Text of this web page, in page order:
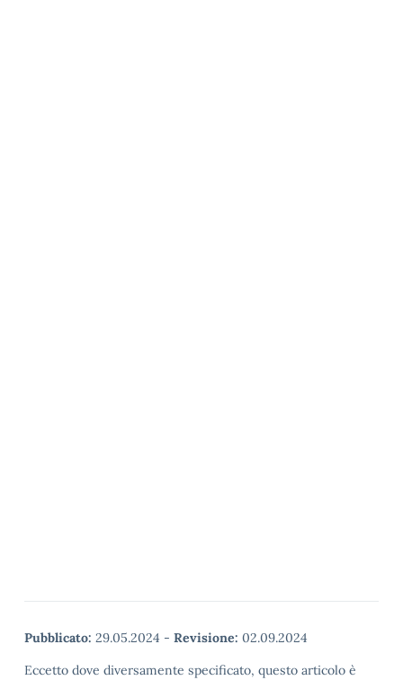
Pubblicato: 29.05.2024 - Revisione: 02.09.2024
Eccetto dove diversamente specificato, questo articolo è